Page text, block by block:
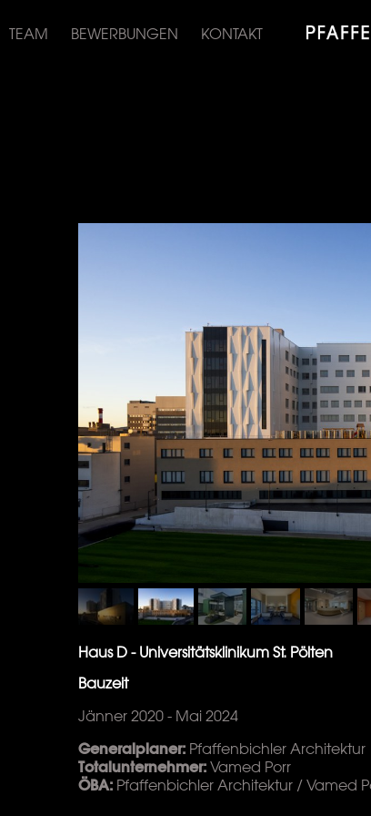
TEAM BEWERBUNGEN KONTAKT
Haus D - Universitätsklinikum St. Pölten
Bauzeit
Jänner 2020 - Mai 2024
Generalplaner: Pfaffenbichler Architektur
Totalunternehmer: Vamed Porr
ÖBA: Pfaffenbichler Architektur / Vamed